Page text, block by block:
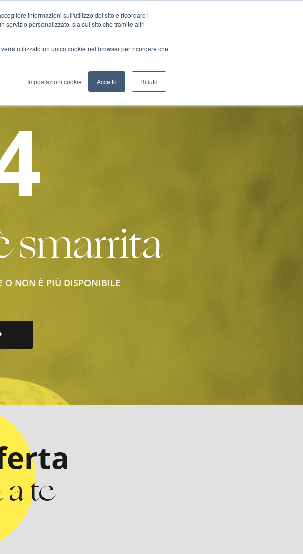
informazioni sull'utilizzo del sito e ricordare i
servizio personalizzato, sia sul sito che tramite altri
utilizzato un unico cookie nel browser per ricordare che
Impostazioni cookie Accetto Rifiuto
Cultura Eventi Blog Pillole
smarrita
O NON È PIÙ DISPONIBILE
te